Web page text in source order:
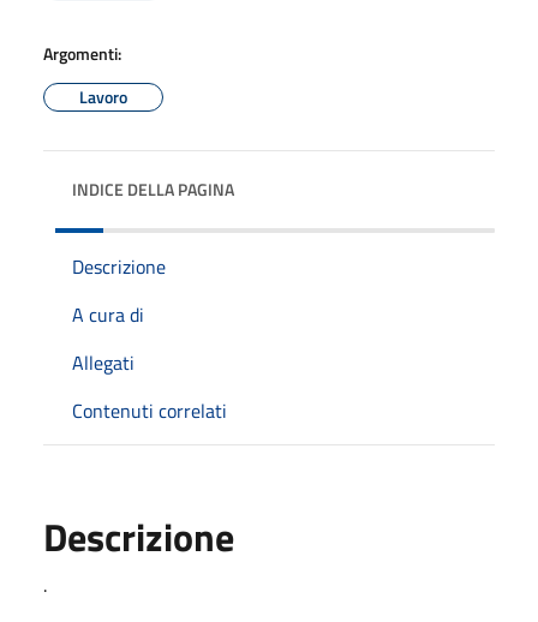
Argomenti:
Lavoro
INDICE DELLA PAGINA
Descrizione
A cura di
Allegati
Contenuti correlati
Descrizione
.